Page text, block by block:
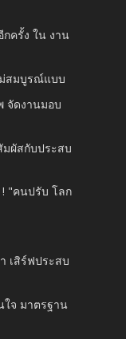
ครั้ง ใน งาน
สมบูรณ์แบบ
จัดงานมอบ
ผัสกับประสบ
! "คนปรับ โลก
เสิร์ฟประสบ
ใจ มาตรฐาน